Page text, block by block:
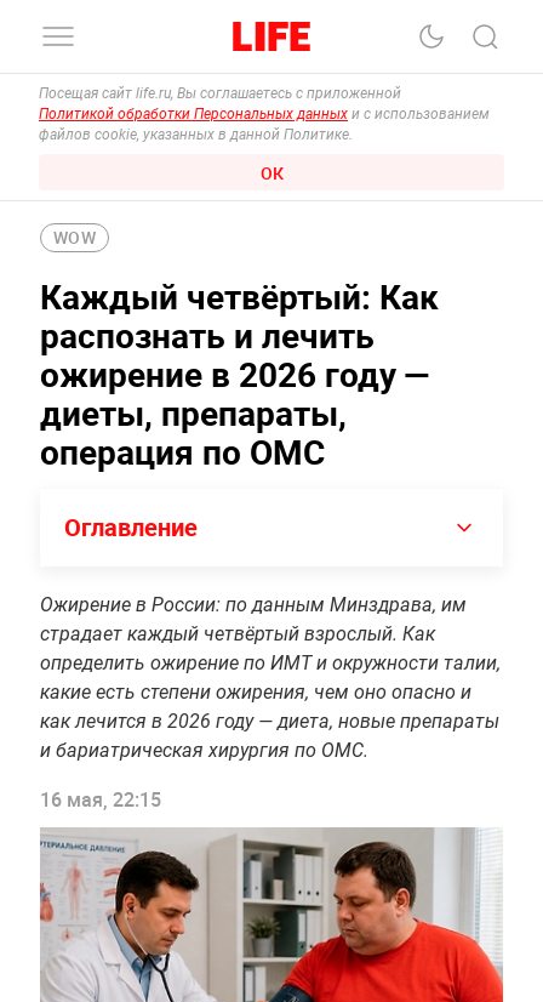
Посещая сайт life.ru, Вы соглашаетесь с приложенной
Политикой обработки Персональных данных и с использованием
файлов cookie, указанных в данной Политике.
ОК
WOW
Каждый четвёртый: Как
распознать и лечить
ожирение в 2026 году —
диеты, препараты,
операция по ОМС
Оглавление
Ожирение в России: по данным Минздрава, им
страдает каждый четвёртый взрослый. Как
определить ожирение по ИМТ и окружности талии,
какие есть степени ожирения, чем оно опасно и
как лечится в 2026 году — диета, новые препараты
и бариатрическая хирургия по ОМС.
16 мая, 22:15